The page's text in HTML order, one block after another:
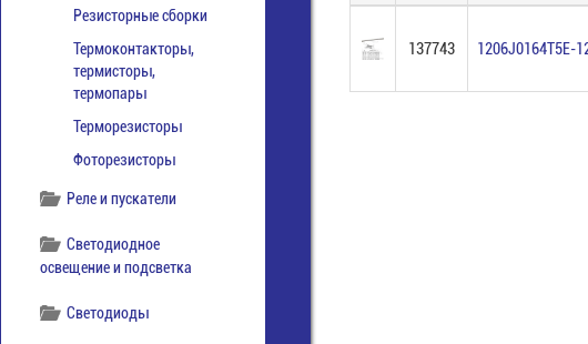
Резисторные сборки
Термоконтакторы,
термисторы,
термопары
Терморезисторы
Фоторезисторы
Реле и пускатели
Светодиодное
освещение и подсветка
Светодиоды
137743 1206J0164T5E-